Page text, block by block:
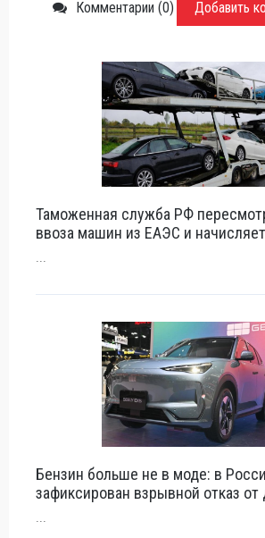
Комментарии (0) Добавить
Таможенная служба РФ
ввоза машин из ЕАЭС и
...
Бензин больше не в моде: в
зафиксирован взрывной отказ от
...